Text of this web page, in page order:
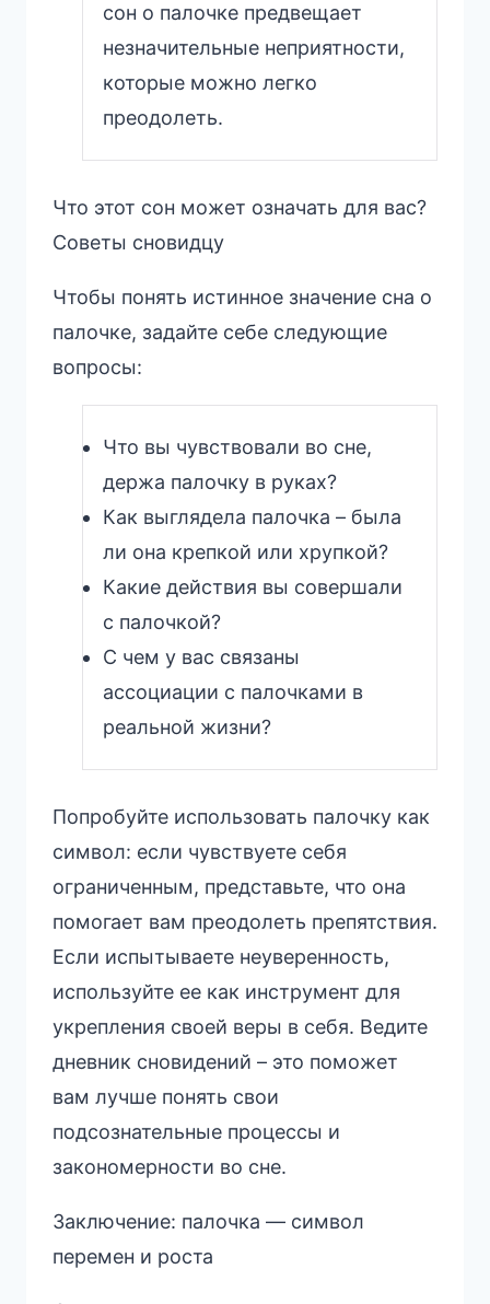
сон о палочке предвещает
незначительные неприятности,
которые можно легко
преодолеть.
Что этот сон может означать для вас?
Советы сновидцу
Чтобы понять истинное значение сна о
палочке, задайте себе следующие
вопросы:
Что вы чувствовали во сне,
держа палочку в руках?
Как выглядела палочка – была
ли она крепкой или хрупкой?
Какие действия вы совершали
с палочкой?
С чем у вас связаны
ассоциации с палочками в
реальной жизни?
Попробуйте использовать палочку как
символ: если чувствуете себя
ограниченным, представьте, что она
помогает вам преодолеть препятствия.
Если испытываете неуверенность,
используйте ее как инструмент для
укрепления своей веры в себя. Ведите
дневник сновидений – это поможет
вам лучше понять свои
подсознательные процессы и
закономерности во сне.
Заключение: палочка — символ
перемен и роста